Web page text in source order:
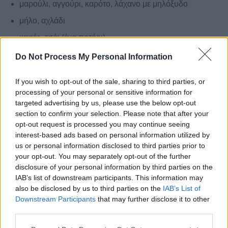
Do Not Process My Personal Information
If you wish to opt-out of the sale, sharing to third parties, or
processing of your personal or sensitive information for
targeted advertising by us, please use the below opt-out
section to confirm your selection. Please note that after your
opt-out request is processed you may continue seeing
interest-based ads based on personal information utilized by
us or personal information disclosed to third parties prior to
your opt-out. You may separately opt-out of the further
disclosure of your personal information by third parties on the
IAB’s list of downstream participants. This information may
also be disclosed by us to third parties on the IAB’s List of
Downstream Participants that may further disclose it to other
μαρούλι, αγγούρι, καρότο, λάχανο με μηλόξυδο
μήλο, αχλάδι
καφές, τσάι (ένα ποτήρι)
λευκό αρετσίνωτο κρασί (ένα ποτήρι)
ΤουΝικόλαου Χρ. Κονδύλη, MD , MMAHUS , MSc, Ειδικός
Ιατρός Γενικής - Οικογενειακής Ιατρικής, τηλ. 210 5725365
( 221 Αξιολογήσεις)